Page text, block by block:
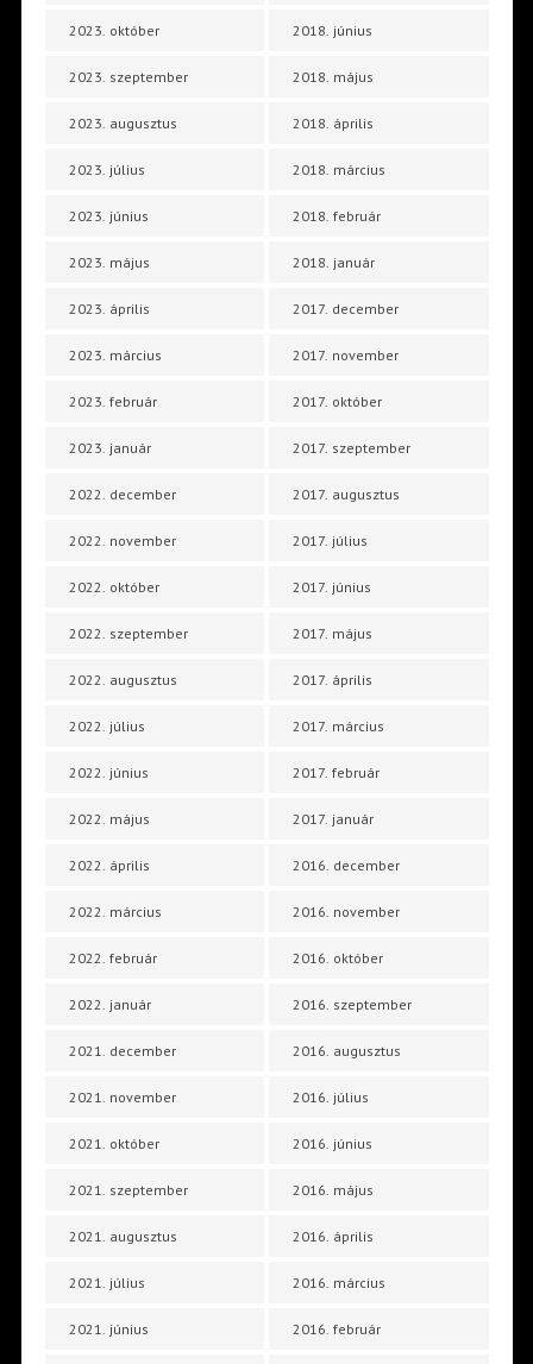
2023. október
2023. szeptember
2023. augusztus
2023. július
2023. június
2023. május
2023. április
2023. március
2023. február
2023. január
2022. december
2022. november
2022. október
2022. szeptember
2022. augusztus
2022. július
2022. június
2022. május
2022. április
2022. március
2022. február
2022. január
2021. december
2021. november
2021. október
2021. szeptember
2021. augusztus
2021. július
2021. június
2018. június
2018. május
2018. április
2018. március
2018. február
2018. január
2017. december
2017. november
2017. október
2017. szeptember
2017. augusztus
2017. július
2017. június
2017. május
2017. április
2017. március
2017. február
2017. január
2016. december
2016. november
2016. október
2016. szeptember
2016. augusztus
2016. július
2016. június
2016. május
2016. április
2016. március
2016. február